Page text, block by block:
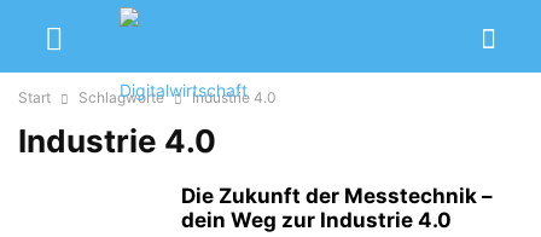
Start Schlagworte Industrie 4.0
Industrie 4.0
Die Zukunft der Messtechnik –
dein Weg zur Industrie 4.0